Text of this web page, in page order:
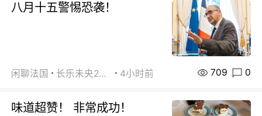
八月十五警惕恐袭！
闲聊法国 长乐未央2015 4小时前 709 0
味道超赞！ 非常成功！